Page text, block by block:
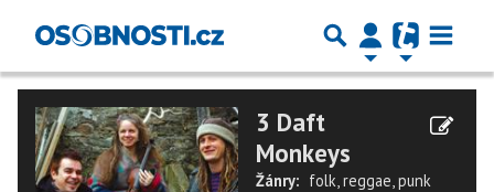
3 Daft
Monkeys
Žánry: folk,reggae,punk